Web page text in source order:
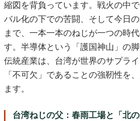
縮図を背負っています。戦火の中
バル化の下での苦闘、そして今日
まで、一本一本のねじが一つの時
す。半導体という「護国神山」の
伝統産業は、台湾が世界のサプラ
「不可欠」であることの強靭性を
ます。
台湾ねじの父：春雨工場と「北